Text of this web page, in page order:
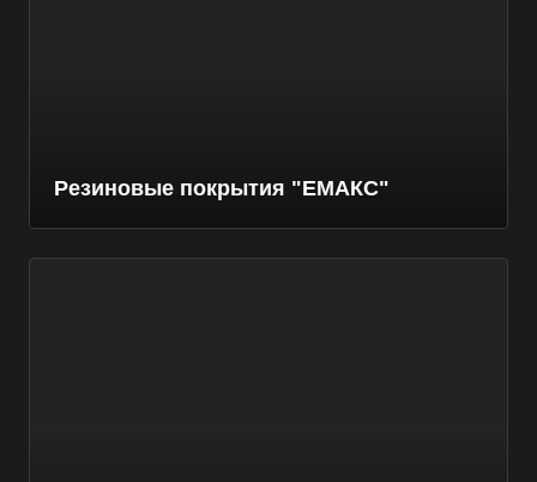
Резиновые покрытия "ЕМАКС"